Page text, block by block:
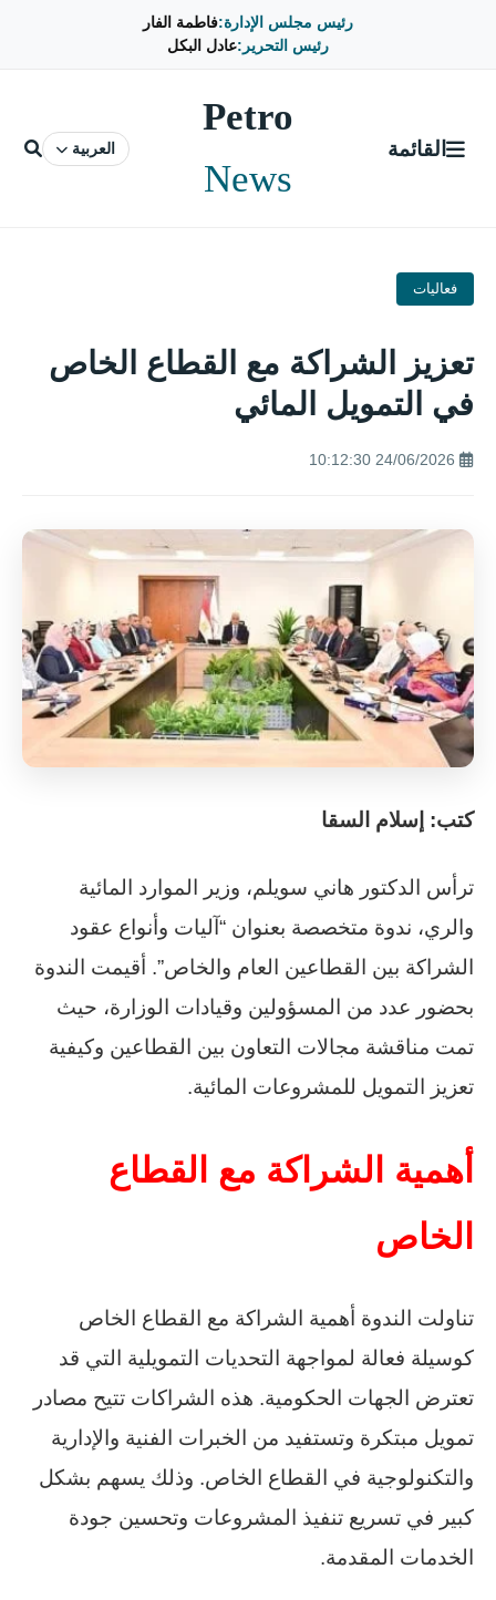
رئيس مجلس الإدارة:فاطمة الفار
رئيس التحرير:عادل البكل
القائمة
Petro
News
العربية
فعاليات
تعزيز الشراكة مع القطاع الخاص
في التمويل المائي
كتب: إسلام السقا
ترأس الدكتور هاني سويلم، وزير الموارد المائية
والري، ندوة متخصصة بعنوان “آليات وأنواع عقود
الشراكة بين القطاعين العام والخاص”. أقيمت الندوة
بحضور عدد من المسؤولين وقيادات الوزارة، حيث
تمت مناقشة مجالات التعاون بين القطاعين وكيفية
تعزيز التمويل للمشروعات المائية.
أهمية الشراكة مع القطاع
الخاص
تناولت الندوة أهمية الشراكة مع القطاع الخاص
كوسيلة فعالة لمواجهة التحديات التمويلية التي قد
تعترض الجهات الحكومية. هذه الشراكات تتيح مصادر
تمويل مبتكرة وتستفيد من الخبرات الفنية والإدارية
والتكنولوجية في القطاع الخاص. وذلك يسهم بشكل
كبير في تسريع تنفيذ المشروعات وتحسين جودة
الخدمات المقدمة.